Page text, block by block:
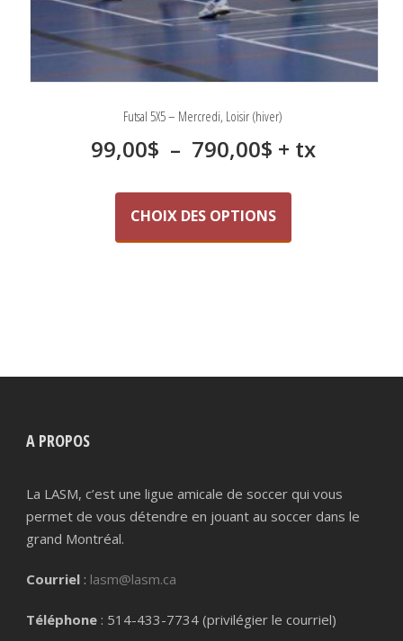
Futsal 5X5 – Mercredi, Loisir (hiver)
99,00$ – 790,00$Plage
prix :
+ tx
CHOIX DES OPTIONS
produit
A PROPOS
La LASM, c’est une ligue amicale de soccer qui vous
permet de vous détendre en jouant au soccer dans le
grand Montréal.
Courriel : lasm@lasm.ca
Téléphone : 514-433-7734 (privilégier le courriel)